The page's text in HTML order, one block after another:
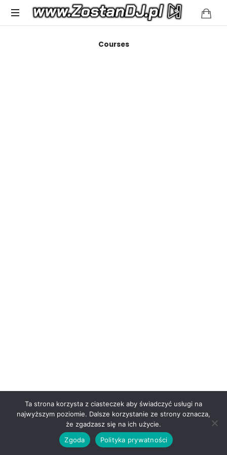
Courses
0
Ta strona korzysta z ciasteczek aby świadczyć usługi na
najwyższym poziomie. Dalsze korzystanie ze strony oznacza,
że zgadzasz się na ich użycie.
Zgoda
Polityka prywatności